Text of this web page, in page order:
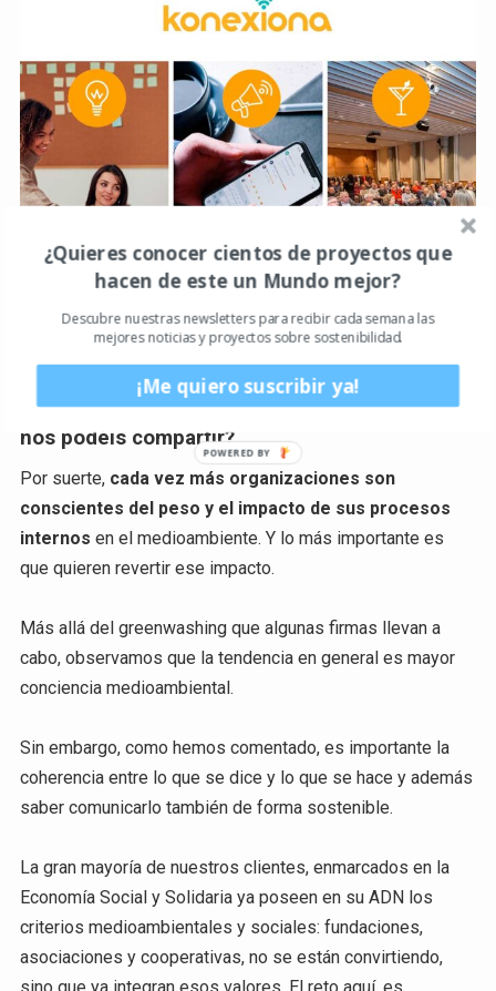
¿Hay cada vez más marcas que se están
convirtiendo en sostenibles? ¿Qué ejemplos
nos podéis compartir?
Por suerte, cada vez más organizaciones son
conscientes del peso y el impacto de sus procesos
internos en el medioambiente. Y lo más importante es
que quieren revertir ese impacto.
Más allá del greenwashing que algunas firmas llevan a
cabo, observamos que la tendencia en general es mayor
conciencia medioambiental.
Sin embargo, como hemos comentado, es importante la
coherencia entre lo que se dice y lo que se hace y además
saber comunicarlo también de forma sostenible.
La gran mayoría de nuestros clientes, enmarcados en la
Economía Social y Solidaria ya poseen en su ADN los
criterios medioambientales y sociales: fundaciones,
asociaciones y cooperativas, no se están convirtiendo,
¿Quieres conocer cientos de proyectos que
hacen de este un Mundo mejor?
Descubre nuestras newsletters para recibir cada semana las
mejores noticias y proyectos sobre sostenibilidad.
¡Me quiero suscribir ya!